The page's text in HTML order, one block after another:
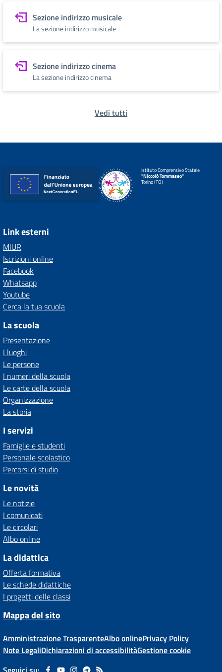
Sezione indirizzo musicale
La sezione indirizzo musicale
Sezione indirizzo cinema
La sezione indirizzo cinema
Vedi tutti
Istituto Comprensivo Statale
"Niccolò Tommaseo"
Torino (TO)
Link esterni
MIUR
Iscrizioni online
Facebook
Whatsapp
Youtube
Cerca la tua scuola
La scuola
Presentazione
I luoghi
Le persone
I numeri della scuola
Le carte della scuola
Organizzazione
La storia
I servizi
Famiglie e studenti
Personale scolastico
Percorsi di studio
Le novità
Le notizie
I comunicati
Le circolari
Albo online
La didattica
Offerta formativa
Le schede didattiche
I progetti delle classi
Mappa del sito
Amministrazione TrasparenteAlbo onlinePrivacy Policy
Note LegaliDichiarazioni di accessibilitàGestione cookie